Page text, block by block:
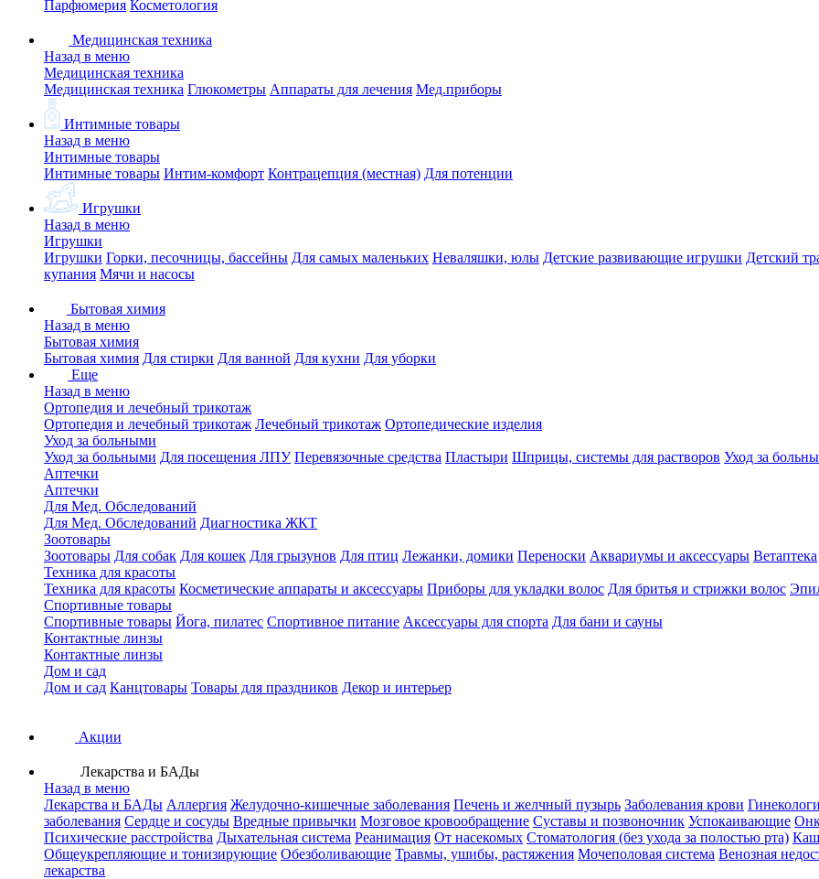
Парфюмерия Косметология
Медицинская техника
Назад в меню
Медицинская техника
Медицинская техника Глюкометры Аппараты для лечения Мед.приборы
Интимные товары
Назад в меню
Интимные товары
Интимные товары Интим-комфорт Контрацепция (местная) Для потенции
Игрушки
Назад в меню
Игрушки
Игрушки Горки, песочницы, бассейны Для самых маленьких Неваляшки, юлы Детские развивающие игрушки Детский
купания Мячи и насосы
Бытовая химия
Назад в меню
Бытовая химия
Бытовая химия Для стирки Для ванной Для кухни Для уборки
Еще
Назад в меню
Ортопедия и лечебный трикотаж
Ортопедия и лечебный трикотаж Лечебный трикотаж Ортопедические изделия
Уход за больными
Уход за больными Для посещения ЛПУ Перевязочные средства Пластыри Шприцы, системы для растворов Уход за
Аптечки
Аптечки
Для Мед. Обследований
Для Мед. Обследований Диагностика ЖКТ
Зоотовары
Зоотовары Для собак Для кошек Для грызунов Для птиц Лежанки, домики Переноски Аквариумы и аксессуары Ветаптека
Техника для красоты
Техника для красоты Косметические аппараты и аксессуары Приборы для укладки волос Для бритья и стрижки волос
Спортивные товары
Спортивные товары Йога, пилатес Спортивное питание Аксессуары для спорта Для бани и сауны
Контактные линзы
Контактные линзы
Дом и сад
Дом и сад Канцтовары Товары для праздников Декор и интерьер
Акции
Лекарства и БАДы
Назад в меню
Лекарства и БАДы Аллергия Желудочно-кишечные заболевания Печень и желчный пузырь Заболевания крови
заболевания Сердце и сосуды Вредные привычки Мозговое кровообращение Суставы и позвоночник Успокаивающие
Психические расстройства Дыхательная система Реанимация От насекомых Стоматология (без ухода за полостью рта)
Общеукрепляющие и тонизирующие Обезболивающие Травмы, ушибы, растяжения Мочеполовая система Венозная
лекарства